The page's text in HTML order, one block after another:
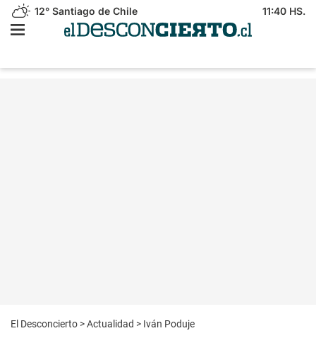
12° Santiago de Chile 11:40 HS.
El Desconcierto >Actualidad > Iván Poduje